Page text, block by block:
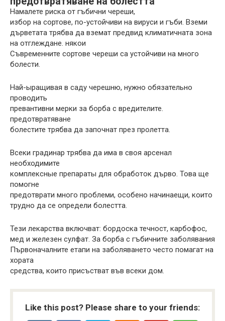
Намалете риска от гъбични череши,
избор на сортове, по-устойчиви на вируси и гъби. Вземи
дърветата трябва да вземат предвид климатичната зона
на отглеждане. някои
Съвременните сортове череши са устойчиви на много
болести.
Най-ыращивая в саду черешню, нужно обязательно
проводить
превантивни мерки за борба с вредителите.
предотвратяване
болестите трябва да започнат през пролетта.
Всеки градинар трябва да има в своя арсенал
необходимите
комплексные препараты для обработок дърво. Това ще
помогне
предотврати много проблеми, особено начинаещи, които
трудно да се определи болестта.
Тези лекарства включват: бордоска течност, карбофос,
мед и железен сулфат. За борба с гъбичните заболявания
Първоначалните етапи на заболяването често помагат на
хората
средства, които присъстват във всеки дом.
Like this post? Please share to your friends: